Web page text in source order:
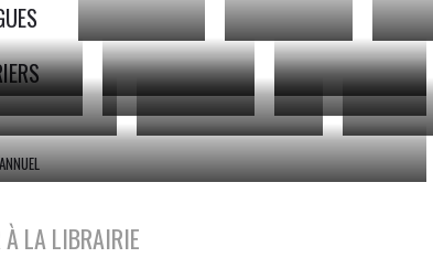
1999 2000
1968 1972
1977 1978
1982
1985
1978
À LA LIBRAIRIE